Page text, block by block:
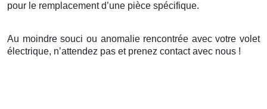
pour le remplacement d’une pièce spécifique.
Au moindre souci ou anomalie rencontrée avec votre volet
électrique, n’attendez pas et prenez contact avec nous !